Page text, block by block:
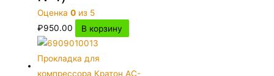
Оценка0 из 5
₽950.00 В корзину